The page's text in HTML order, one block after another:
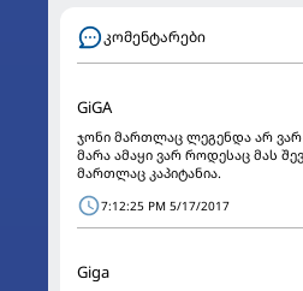
კომენტარები
GiGA
ჯონი მართლაც ლეგენდა არ
მარა ამაყი ვარ როდესაც მას
მართლაც კაპიტანია.
7:12:25 PM 5/17/2017
Giga